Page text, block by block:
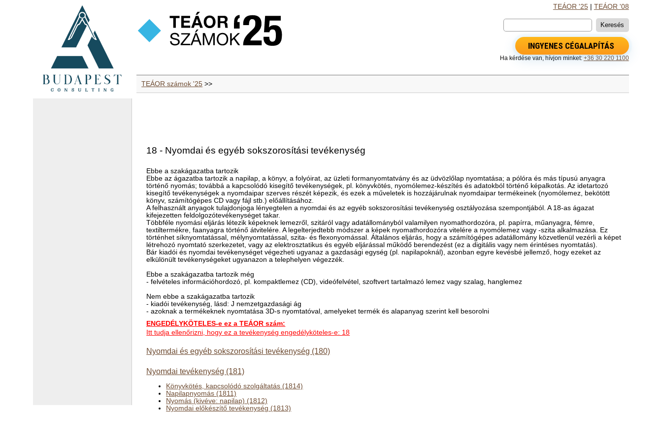
TEÁOR '25| TEÁOR '08
INGYENES CÉGALAPÍTÁS
Ha kérdése van, hívjon minket: +36 30 220 1100
TEÁOR számok '25 >>
18 - Nyomdai és egyéb sokszorosítási tevékenység
Ebbe a szakágazatba tartozik
Ebbe az ágazatba tartozik a napilap, a könyv, a folyóirat, az üzleti formanyomtatvány és az üdvözlőlap nyomtatása; a pólóra és más típusú anyagra
történő nyomás; továbbá a kapcsolódó kisegítő tevékenységek, pl. könyvkötés, nyomólemez-készítés és adatokból történő képalkotás. Az idetartozó
kisegítő tevékenységek a nyomdaipar szerves részét képezik, és ezek a műveletek is hozzájárulnak nyomdaipar termékeinek (nyomólemez, bekötött
könyv, számítógépes CD vagy fájl stb.) előállításához.
A felhasznált anyagok tulajdonjoga lényegtelen a nyomdai és az egyéb sokszorosítási tevékenység osztályozása szempontjából. A 18-as ágazat
kifejezetten feldolgozótevékenységet takar.
Többféle nyomási eljárás létezik képeknek lemezről, szitáról vagy adatállományból valamilyen nyomathordozóra, pl. papírra, műanyagra, fémre,
textiltermékre, faanyagra történő átvitelére. A legelterjedtebb módszer a képek nyomathordozóra vitelére a nyomólemez vagy -szita alkalmazása. Ez
történhet síknyomtatással, mélynyomtatással, szita- és flexonyomással. Általános eljárás, hogy a számítógépes adatállomány közvetlenül vezérli a képet
létrehozó nyomtató szerkezetet, vagy az elektrosztatikus és egyéb eljárással működő berendezést (ez a digitális vagy nem érintéses nyomtatás).
Bár kiadói és nyomdai tevékenységet végezheti ugyanaz a gazdasági egység (pl. napilapoknál), azonban egyre kevésbé jellemző, hogy ezeket az
elkülönült tevékenységeket ugyanazon a telephelyen végezzék.
Ebbe a szakágazatba tartozik még
- felvételes információhordozó, pl. kompaktlemez (CD), videófelvétel, szoftvert tartalmazó lemez vagy szalag, hanglemez
Nem ebbe a szakágazatba tartozik
- kiadói tevékenység, lásd: J nemzetgazdasági ág
- azoknak a termékeknek nyomtatása 3D-s nyomtatóval, amelyeket termék és alapanyag szerint kell besorolni
ENGEDÉLYKÖTELES-e ez a TEÁOR szám:
Itt tudja ellenőrizni, hogy ez a tevékenység engedélyköteles-e: 18
Nyomdai és egyéb sokszorosítási tevékenység (180)
Nyomdai tevékenység (181)
Könyvkötés, kapcsolódó szolgáltatás (1814)
Napilapnyomás (1811)
Nyomás (kivéve: napilap) (1812)
Nyomdai előkészítő tevékenység (1813)